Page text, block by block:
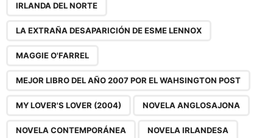
IRLANDA DEL NORTE
LA EXTRAÑA DESAPARICIÓN DE ESME LENNOX
MAGGIE O'FARREL
MEJOR LIBRO DEL AÑO 2007 POR EL WAHSINGTON POST
MY LOVER'S LOVER (2004) NOVELA ANGLOSAJONA
NOVELA CONTEMPORÁNEA NOVELA IRLANDESA